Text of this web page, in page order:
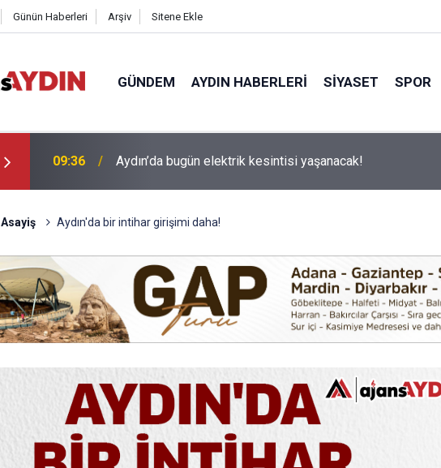
Günün Haberleri Arşiv Sitene Ekle
GÜNDEM AYDIN HABERLERI SIYASET SPOR
09:22 Nazilli’nin sevilen ismi Samet vefat etti
Asayiş Aydın'da bir intihar girişimi daha!